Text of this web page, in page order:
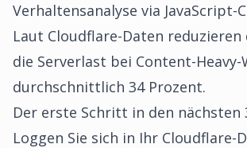
Verhaltensanalyse via JavaScript-
Laut Cloudflare-Daten reduzieren
die Serverlast bei Content-
durchschnittlich 34 Prozent.
Der erste Schritt in den nächsten
Loggen Sie sich in Ihr Cloudflare-